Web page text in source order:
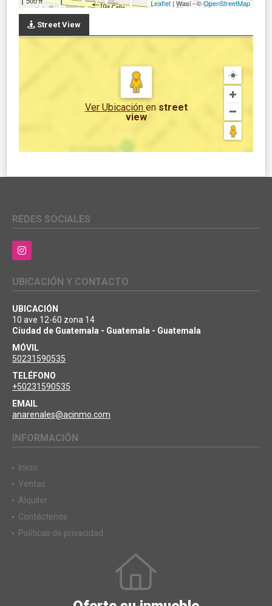
Leaflet | Wasi - ©OpenStreetMap
Street View
Ver Ubicación en street
view
REDES SOCIALES
Instagram
UBICACIÓN Y CONTACTO
UBICACIÓN
10 ave 12-60 zona 14
Ciudad de Guatemala - Guatemala - Guatemala
MÓVIL
50231590535
TELÉFONO
+50231590535
EMAIL
anarenales@acinmo.com
INFORMACIÓN
Inicio
Ventas
Alquiler
Contáctenos
Políticas de privacidad